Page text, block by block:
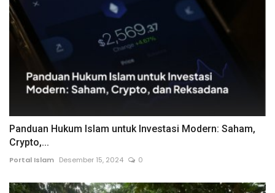
Panduan Hukum Islam untuk Investasi Modern: Saham,
Crypto,...
Portal Islam Desember 15, 2024 0